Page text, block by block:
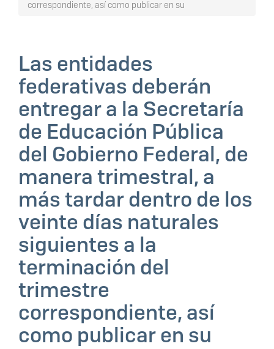
correspondiente, así como publicar en su
Las entidades
federativas deberán
entregar a la Secretaría
de Educación Pública
del Gobierno Federal, de
manera trimestral, a
más tardar dentro de los
veinte días naturales
siguientes a la
terminación del
trimestre
correspondiente, así
como publicar en su